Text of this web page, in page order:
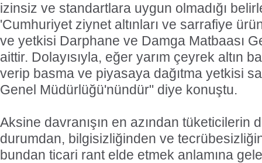
izinsiz ve standartlara uygun olmadığı
'Cumhuriyet ziynet altınları ve sarrafiye
ve yetkisi Darphane ve Damga Matbaası
aittir. Dolayısıyla, eğer yarım çeyrek altın
verip basma ve piyasaya dağıtma yetkisi
Genel Müdürlüğü'nündür" diye konuştu.
Aksine davranışın en azından tüketicilerin
durumdan, bilgisizliğinden ve
bundan ticari rant elde etmek anlamına